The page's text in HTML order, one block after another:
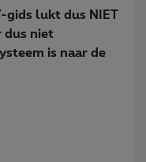
gids lukt dus NIET
dus niet
is naar de